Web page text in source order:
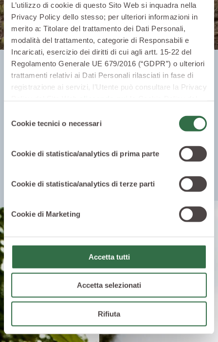
L’utilizzo di cookie di questo Sito Web si inquadra nella
Privacy Policy dello stesso; per ulteriori informazioni in
merito a: Titolare del trattamento dei Dati Personali,
modalità del trattamento, categorie di Responsabili e
Incaricati, esercizio dei diritti di cui agli artt. 15-22 del
Regolamento Generale UE 679/2016 (“GDPR”) o ulteriori
trattamenti relativi ai Dati Personali rilasciati in fase di
registrazione ai servizi, l’Utente può consultare la Privacy
specifiche per i servizi forniti tramite il Sito Web.
delCookie tecnici o necessari
Cookie di statistica/analytics di prima parte
Cookie di statistica/analytics di terze parti
Cookie di Marketing
Accetta tutti
Accetta selezionati
Rifiuta